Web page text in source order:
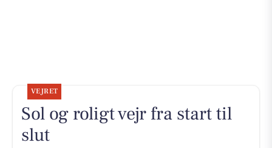
VEJRET
Sol og roligt vejr fra start til
slut